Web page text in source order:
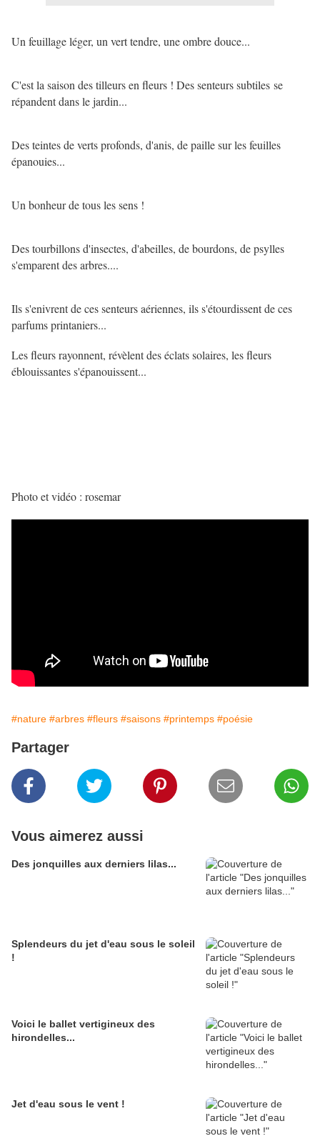
Un feuillage léger, un vert tendre, une ombre douce...
C'est la saison des tilleurs en fleurs ! Des senteurs subtiles se
répandent dans le jardin...
Des teintes de verts profonds, d'anis, de paille sur les feuilles
épanouies...
Un bonheur de tous les sens !
Des tourbillons d'insectes, d'abeilles, de bourdons, de psylles
s'emparent des arbres....
Ils s'enivrent de ces senteurs aériennes, ils s'étourdissent de ces
parfums printaniers...
Les fleurs rayonnent, révèlent des éclats solaires, les fleurs
éblouissantes s'épanouissent...
Photo et vidéo : rosemar
#nature #arbres #fleurs #saisons #printemps #poésie
Partager
Vous aimerez aussi
Des jonquilles aux derniers lilas...
Splendeurs du jet d'eau sous le soleil
!
Voici le ballet vertigineux des
hirondelles...
Jet d'eau sous le vent !